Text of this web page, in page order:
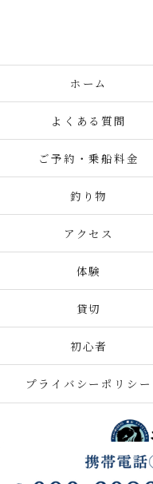
ホーム
よくある質問
ご予約・乗船料金
釣り物
アクセス
体験
貸切
初心者
プライバシーポリシー